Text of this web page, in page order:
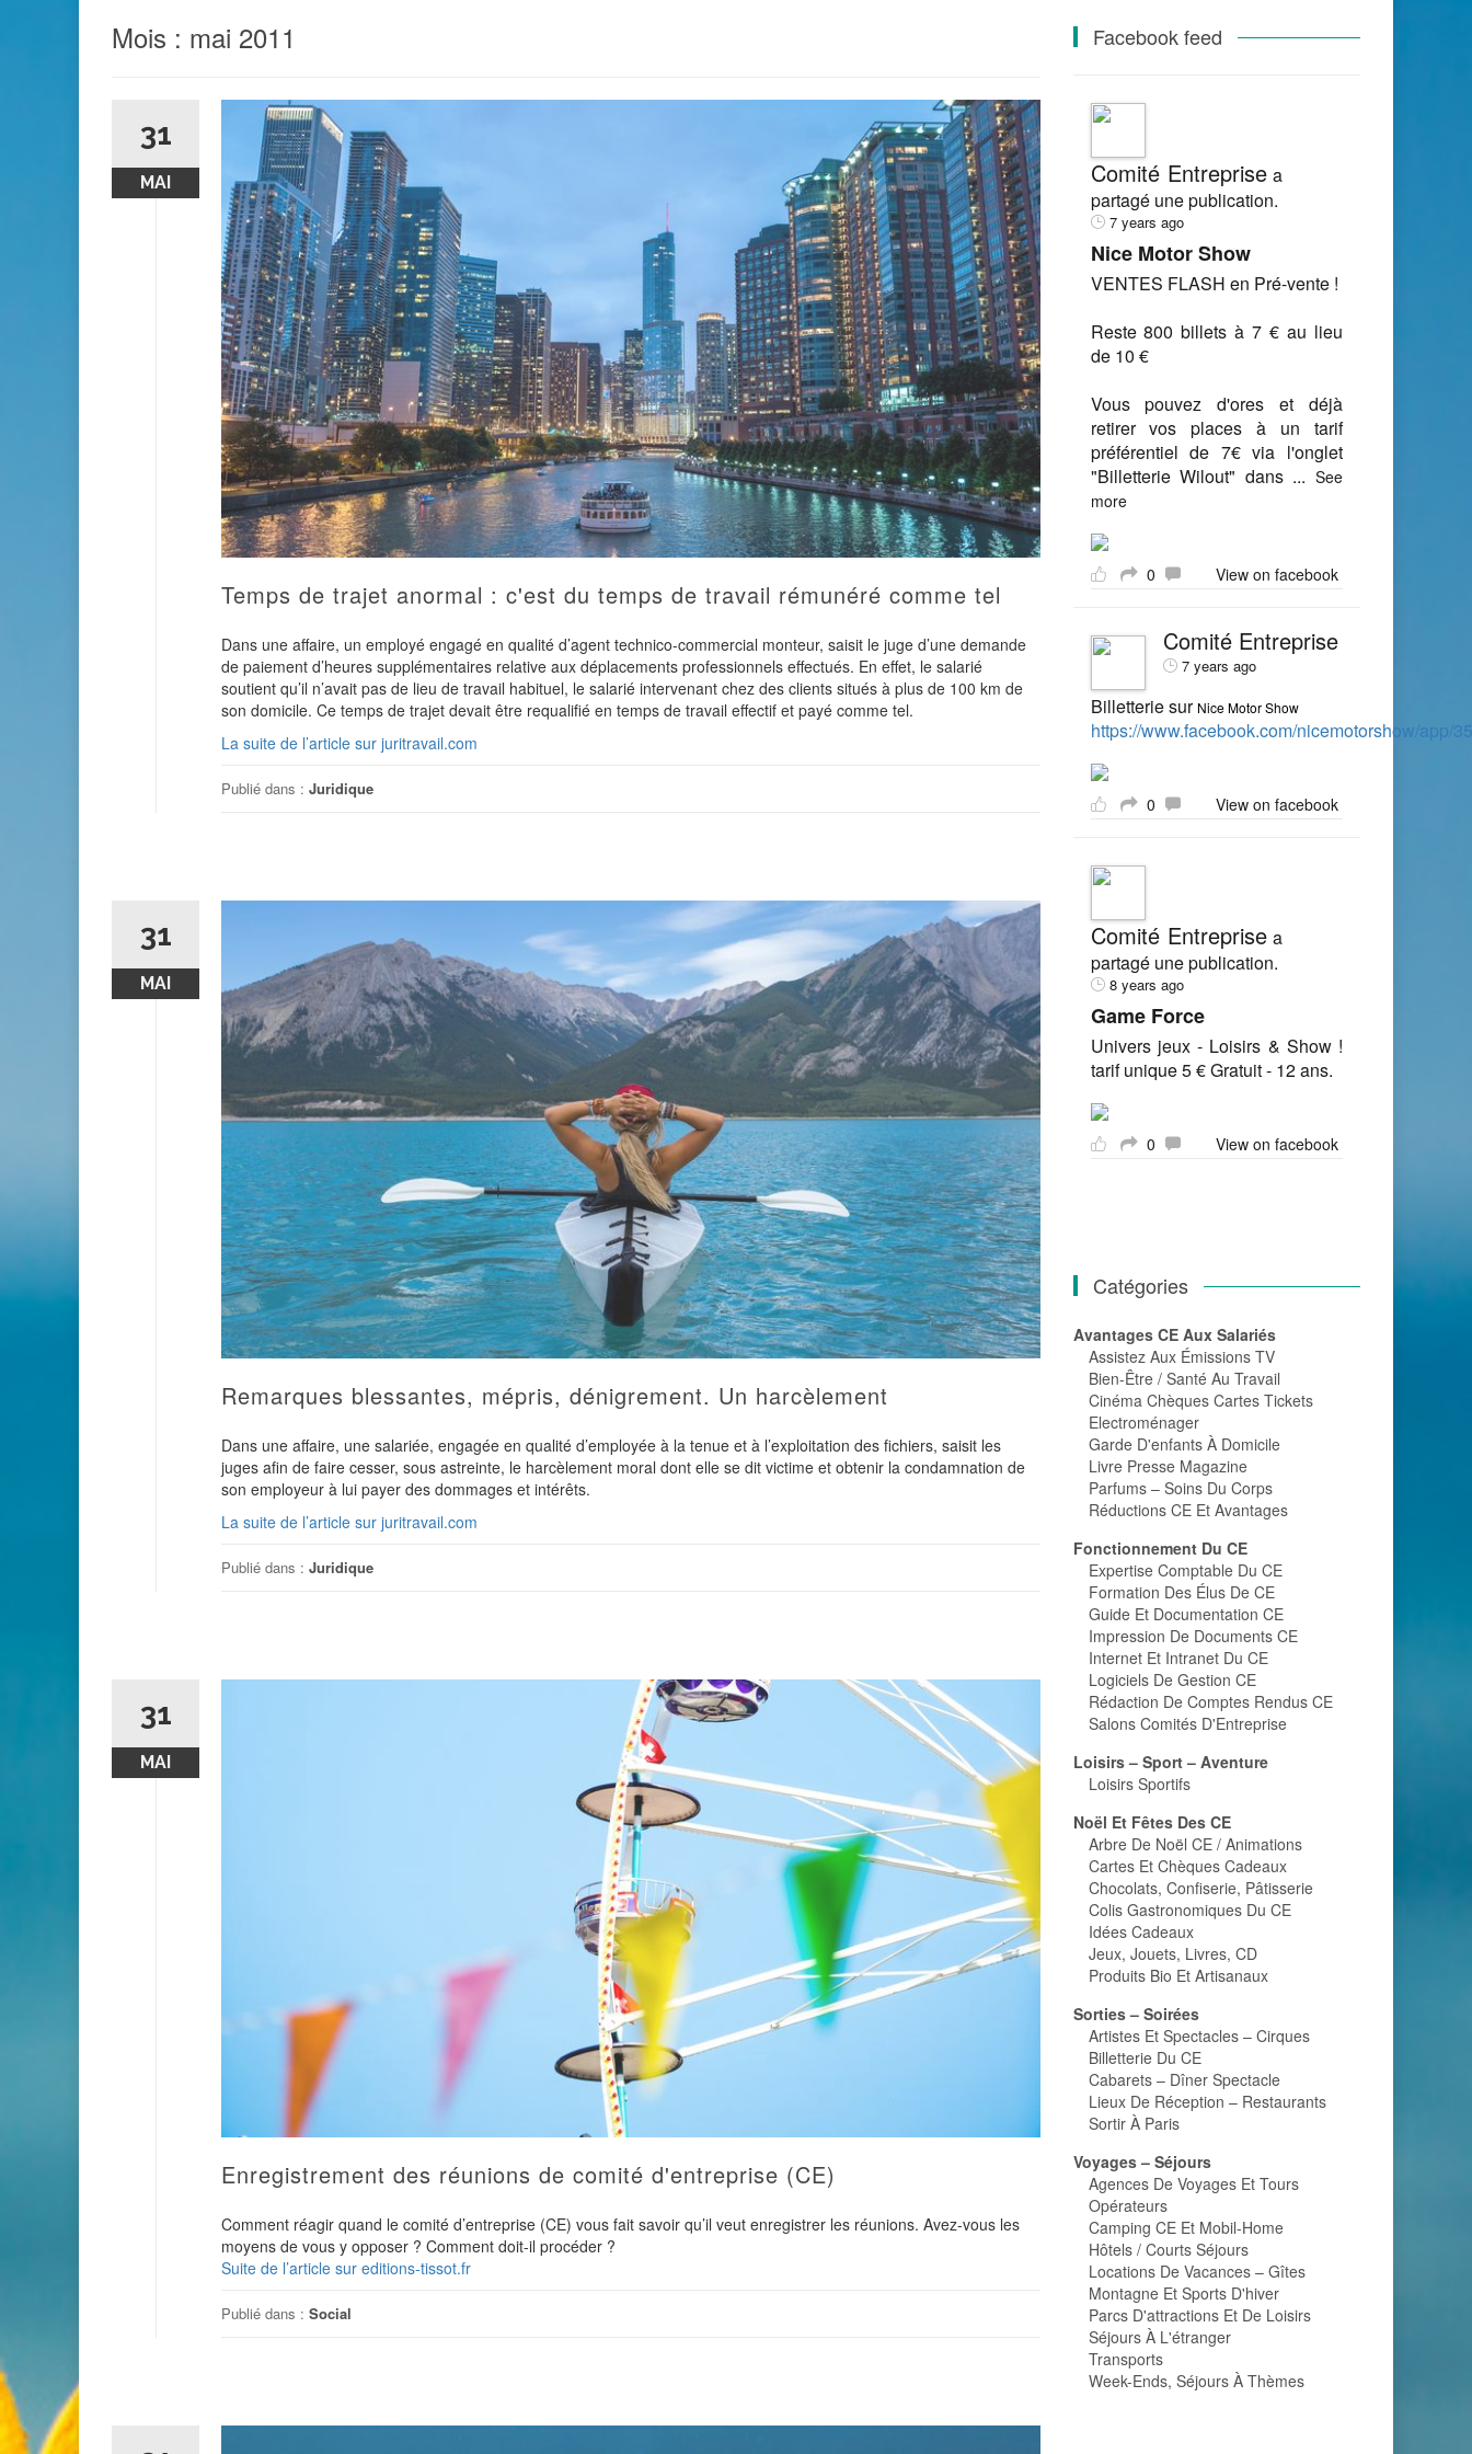
Mois : mai 2011
31
MAI
Temps de trajet anormal : c'est du temps de travail rémunéré comme tel
Dans une affaire, un employé engagé en qualité d’agent technico-commercial monteur, saisit le juge d’une demande
de paiement d’heures supplémentaires relative aux déplacements professionnels effectués. En effet, le salarié
soutient qu’il n’avait pas de lieu de travail habituel, le salarié intervenant chez des clients situés à plus de 100 km de
son domicile. Ce temps de trajet devait être requalifié en temps de travail effectif et payé comme tel.
La suite de l’article sur juritravail.com
Publié dans : Juridique
31
MAI
Remarques blessantes, mépris, dénigrement. Un harcèlement
Dans une affaire, une salariée, engagée en qualité d’employée à la tenue et à l’exploitation des fichiers, saisit les
juges afin de faire cesser, sous astreinte, le harcèlement moral dont elle se dit victime et obtenir la condamnation de
son employeur à lui payer des dommages et intérêts.
La suite de l’article sur juritravail.com
Publié dans : Juridique
31
MAI
Enregistrement des réunions de comité d'entreprise (CE)
Comment réagir quand le comité d’entreprise (CE) vous fait savoir qu’il veut enregistrer les réunions. Avez-vous les
moyens de vous y opposer ? Comment doit-il procéder ?
Suite de l’article sur editions-tissot.fr
Publié dans : Social
Facebook feed
Comité Entreprisea
partagé une publication.
7 years ago
Nice Motor Show
VENTES FLASH en Pré-vente !
Reste 800 billets à 7 € au lieu
de 10 €
Vous pouvez d'ores et déjà
retirer vos places à un tarif
préférentiel de 7€ via l'onglet
"Billetterie Wilout" dans ... See
more
0 View on facebook
Comité Entreprise
7 years ago
Billetterie sur Nice Motor Show
https://www.facebook.com/nicemotorshow/app/
0 View on facebook
Comité Entreprisea
partagé une publication.
8 years ago
Game Force
Univers jeux - Loisirs & Show !
tarif unique 5 € Gratuit - 12 ans.
0 View on facebook
Catégories
Avantages CE Aux Salariés
Assistez Aux Émissions TV
Bien-Être / Santé Au Travail
Cinéma Chèques Cartes Tickets
Electroménager
Garde D'enfants À Domicile
Livre Presse Magazine
Parfums – Soins Du Corps
Réductions CE Et Avantages
Fonctionnement Du CE
Expertise Comptable Du CE
Formation Des Élus De CE
Guide Et Documentation CE
Impression De Documents CE
Internet Et Intranet Du CE
Logiciels De Gestion CE
Rédaction De Comptes Rendus CE
Salons Comités D'Entreprise
Loisirs – Sport – Aventure
Loisirs Sportifs
Noël Et Fêtes Des CE
Arbre De Noël CE / Animations
Cartes Et Chèques Cadeaux
Chocolats, Confiserie, Pâtisserie
Colis Gastronomiques Du CE
Idées Cadeaux
Jeux, Jouets, Livres, CD
Produits Bio Et Artisanaux
Sorties – Soirées
Artistes Et Spectacles – Cirques
Billetterie Du CE
Cabarets – Dîner Spectacle
Lieux De Réception – Restaurants
Sortir À Paris
Voyages – Séjours
Agences De Voyages Et Tours
Opérateurs
Camping CE Et Mobil-Home
Hôtels / Courts Séjours
Locations De Vacances – Gîtes
Montagne Et Sports D'hiver
Parcs D'attractions Et De Loisirs
Séjours À L'étranger
Transports
Week-Ends, Séjours À Thèmes